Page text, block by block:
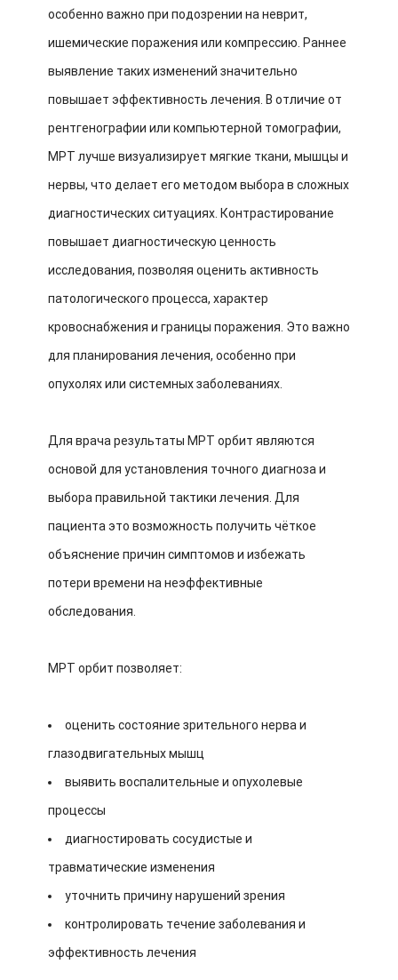
особенно важно при подозрении на неврит,
ишемические поражения или компрессию. Раннее
выявление таких изменений значительно
повышает эффективность лечения. В отличие от
рентгенографии или компьютерной томографии,
МРТ лучше визуализирует мягкие ткани, мышцы и
нервы, что делает его методом выбора в сложных
диагностических ситуациях. Контрастирование
повышает диагностическую ценность
исследования, позволяя оценить активность
патологического процесса, характер
кровоснабжения и границы поражения. Это важно
для планирования лечения, особенно при
опухолях или системных заболеваниях.
Для врача результаты МРТ орбит являются
основой для установления точного диагноза и
выбора правильной тактики лечения. Для
пациента это возможность получить чёткое
объяснение причин симптомов и избежать
потери времени на неэффективные
обследования.
МРТ орбит позволяет:
оценить состояние зрительного нерва и
глазодвигательных мышц
выявить воспалительные и опухолевые
процессы
диагностировать сосудистые и
травматические изменения
уточнить причину нарушений зрения
контролировать течение заболевания и
эффективность лечения